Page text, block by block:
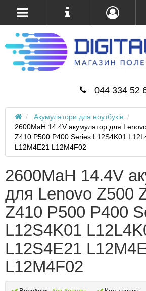
044 334 52
Акумулятори для ноутбуків
2600MaH 14.4V акумулятор для
Z410 P500 P400 Series L12S4K01
L12M4E21 L12M4F02
2600MaH 14.4V
для Lenovo Z500
Z410 P500 P400
L12S4K01
L12S4E21
L12M4F02